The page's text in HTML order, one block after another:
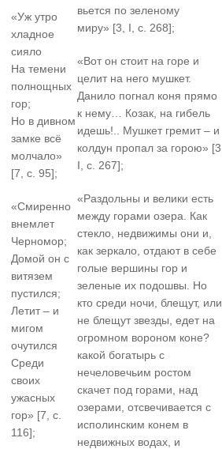
«Уж утро
хладное
сияло
На темени
полнощных
гор;
Но в дивном
замке всё
молчало»
[7, с. 95];
«Смиренно
внемлет
Черномор;
Домой он с
витязем
пустился;
Летит – и
мигом
очутился
Среди
своих
ужасных
гор» [7, с.
116];
вьется по зеленому
миру» [3, I, с. 268];
«Вот он стоит на горе и
целит на него мушкет.
Данило погнал коня прямо
к нему… Козак, на гибель
идешь!.. Мушкет гремит – и
колдун пропал за горою» [3,
I, с. 267];
«Раздольны и велики есть
между горами озера. Как
стекло, недвижимы они и,
как зеркало, отдают в себе
голые вершины гор и
зеленые их подошвы. Но
кто среди ночи, блещут, или
не блещут звезды, едет на
огромном вороном коне?
какой богатырь с
нечеловечьим ростом
скачет под горами, над
озерами, отсвечивается с
исполинским конем в
недвижных водах, и